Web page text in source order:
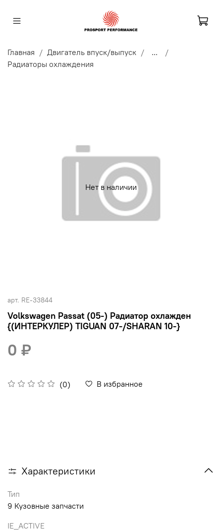
Главная Двигатель впуск/выпуск
...
Радиаторы охлаждения
Нет в наличии
арт. RE-33844
Volkswagen Passat (05-) Радиатор охлажден
{(ИНТЕРКУЛЕР) TIGUAN 07-/SHARAN 10-}
(0) В избранное
0 ₽
Характеристики
Тип
9 Кузовные запчасти
IE_ACTIVE